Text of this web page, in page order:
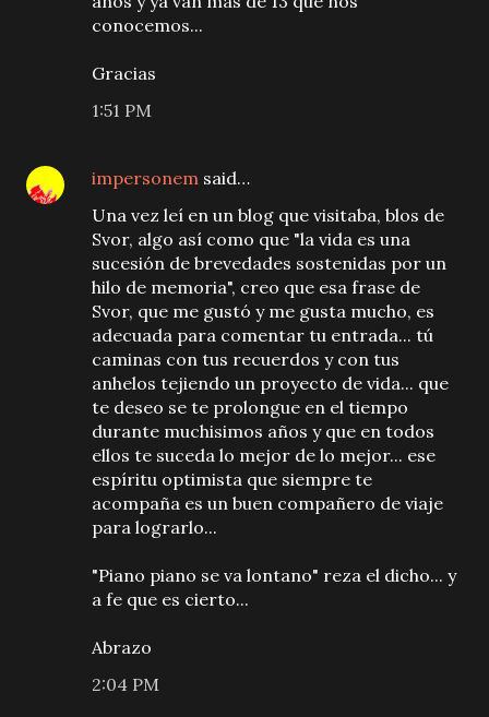
conocemos...
Gracias
1:51 PM
impersonem said…
Una vez leí en un blog que visitaba, blos de
Svor, algo así como que "la vida es una
sucesión de brevedades sostenidas por un
hilo de memoria", creo que esa frase de
Svor, que me gustó y me gusta mucho, es
adecuada para comentar tu entrada... tú
caminas con tus recuerdos y con tus
anhelos tejiendo un proyecto de vida... que
te deseo se te prolongue en el tiempo
durante muchisimos años y que en todos
ellos te suceda lo mejor de lo mejor... ese
espíritu optimista que siempre te
acompaña es un buen compañero de viaje
para lograrlo...
"Piano piano se va lontano" reza el dicho... y
a fe que es cierto...
Abrazo
2:04 PM